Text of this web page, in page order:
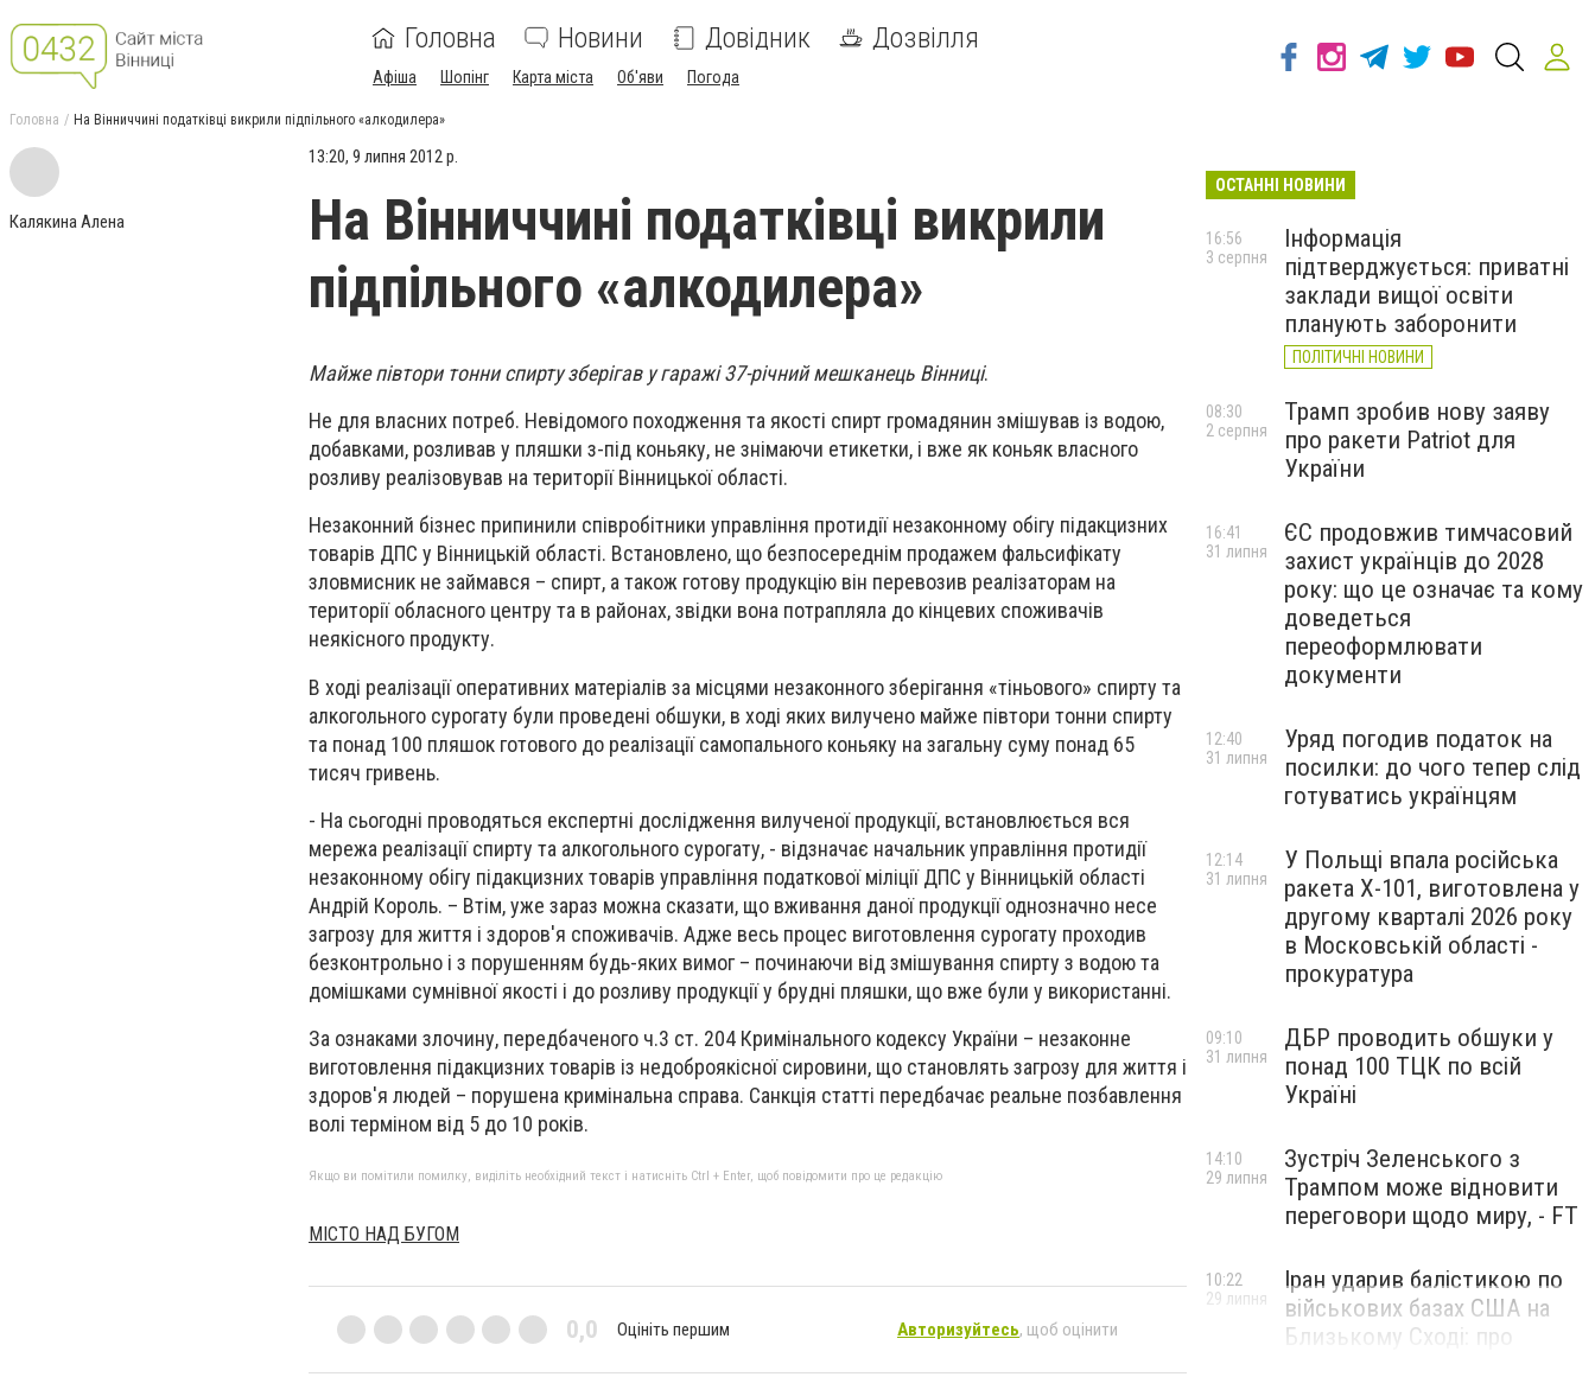
Головна Новини Довідник Дозвілля
Афіша Шопінг Карта міста Об'яви Погода
Головна На Вінниччині податківці викрили підпільного «алкодилера»
Калякина Алена
13:20, 9 липня 2012 р.
На Вінниччині податківці викрили
підпільного «алкодилера»
Майже півтори тонни спирту зберігав у гаражі 37-річний мешканець Вінниці.
Не для власних потреб. Невідомого походження та якості спирт громадянин змішував із водою,
добавками, розливав у пляшки з-під коньяку, не знімаючи етикетки, і вже як коньяк власного
розливу реалізовував на території Вінницької області.
Незаконний бізнес припинили співробітники управління протидії незаконному обігу підакцизних
товарів ДПС у Вінницькій області. Встановлено, що безпосереднім продажем фальсифікату
зловмисник не займався – спирт, а також готову продукцію він перевозив реалізаторам на
території обласного центру та в районах, звідки вона потрапляла до кінцевих споживачів
неякісного продукту.
В ході реалізації оперативних матеріалів за місцями незаконного зберігання «тіньового» спирту та
алкогольного сурогату були проведені обшуки, в ході яких вилучено майже півтори тонни спирту
та понад 100 пляшок готового до реалізації самопального коньяку на загальну суму понад 65
тисяч гривень.
- На сьогодні проводяться експертні дослідження вилученої продукції, встановлюється вся
мережа реалізації спирту та алкогольного сурогату, - відзначає начальник управління протидії
незаконному обігу підакцизних товарів управління податкової міліції ДПС у Вінницькій області
Андрій Король. – Втім, уже зараз можна сказати, що вживання даної продукції однозначно несе
загрозу для життя і здоров'я споживачів. Адже весь процес виготовлення сурогату проходив
безконтрольно і з порушенням будь-яких вимог – починаючи від змішування спирту з водою та
домішками сумнівної якості і до розливу продукції у брудні пляшки, що вже були у використанні.
За ознаками злочину, передбаченого ч.3 ст. 204 Кримінального кодексу України – незаконне
виготовлення підакцизних товарів із недоброякісної сировини, що становлять загрозу для життя і
здоров'я людей – порушена кримінальна справа. Санкція статті передбачає реальне позбавлення
волі терміном від 5 до 10 років.
Якщо ви помітили помилку, виділіть необхідний текст і натисніть Ctrl + Enter, щоб повідомити про це редакцію
МІСТО НАД БУГОМ
0,0 Оцініть першим Авторизуйтесь, щоб оцінити
ОСТАННІ НОВИНИ
Інформація
підтверджується: приватні
заклади вищої освіти
планують заборонити
ПОЛІТИЧНІ НОВИНИ
16:56
3 серпня
Трамп зробив нову заяву
про ракети Patriot для
України
08:30
2 серпня
ЄС продовжив тимчасовий
захист українців до 2028
року: що це означає та кому
доведеться
переоформлювати
документи
16:41
31 липня
Уряд погодив податок на
посилки: до чого тепер слід
готуватись українцям
12:40
31 липня
У Польщі впала російська
ракета X-101, виготовлена у
другому кварталі 2026 року
в Московській області -
прокуратура
12:14
31 липня
ДБР проводить обшуки у
понад 100 ТЦК по всій
Україні
09:10
31 липня
Зустріч Зеленського з
Трампом може відновити
переговори щодо миру, - FT
14:10
29 липня
Іран ударив балістикою по
військових базах США на
Близькому Сході: про
10:22
29 липня